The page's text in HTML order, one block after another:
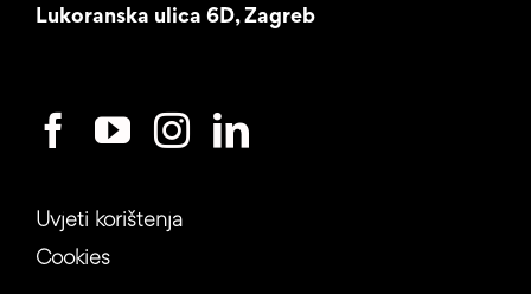
Lukoranska ulica 6D, Zagreb
Uvjeti korištenja
Cookies